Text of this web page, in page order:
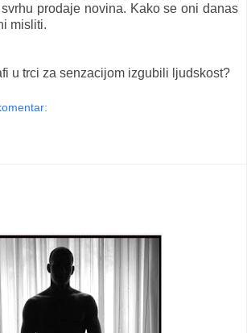
prodaje novina. Kako se oni danas
misliti.
u trci za senzacijom izgubili ljudskost?